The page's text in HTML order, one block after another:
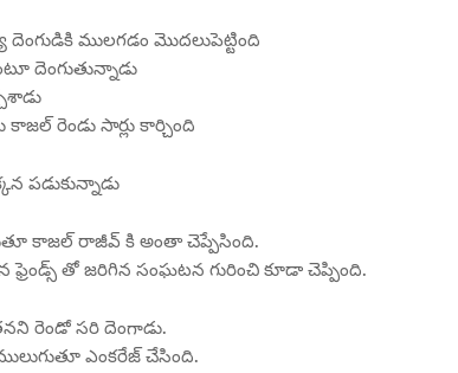
ములగడం మొదలుపెట్టింది
దెంగుతున్నాడు
రెండు సార్లు కార్చింది
పడుకున్నాడు
కాజల్ రాజీవ్ కి అంతా చెప్పేసింది.
ఫ్రెండ్స్ తో జరిగిన సంఘటన గురించి కూడా చెప్పింది.
రెండో సరి దెంగాడు.
ఎంకరేజ్ చేసింది.